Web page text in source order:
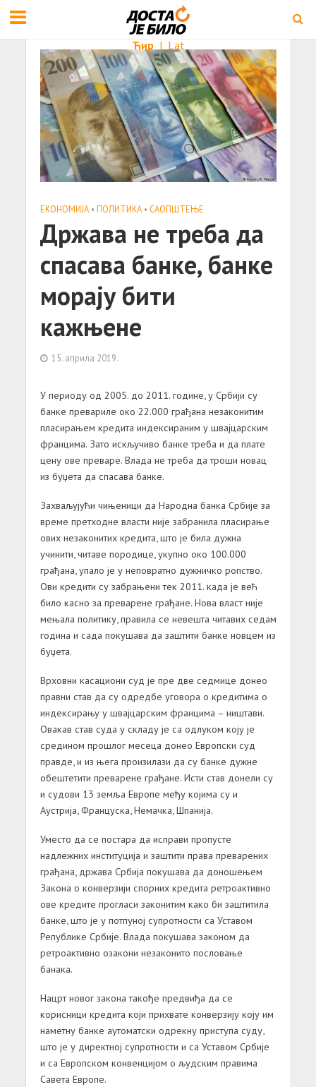
Ћир | Lat
ЕКОНОМИЈА • ПОЛИТИКА • САОПШТЕЊE
Држава не треба да
спасава банке, банке
морају бити
кажњене
15. априла 2019.
У периоду од 2005. до 2011. године, у Србији су
банке превариле око 22.000 грађана незаконитим
пласирањем кредита индексираним у швајцарским
францима. Зато искључиво банке треба и да плате
цену ове преваре. Влада не треба да троши новац
из буџета да спасава банке.
Захваљујући чињеници да Народна банка Србије за
време претходне власти није забранила пласирање
ових незаконитих кредита, што је била дужна
учинити, читаве породице, укупно око 100.000
грађана, упало је у неповратно дужничко ропство.
Ови кредити су забрањени тек 2011. када је већ
било касно за преварене грађане. Нова власт није
мењала политику, правила се невешта читавих седам
година и сада покушава да заштити банке новцем из
буџета.
Врховни касациони суд је пре две седмице донео
правни став да су одредбе уговора о кредитима о
индексирању у швајцарским францима – ништави.
Овакав став суда у складу је са одлуком коју је
средином прошлог месеца донео Европски суд
правде, и из њега произилази да су банке дужне
обештетити преварене грађане. Исти став донели су
и судови 13 земља Европе међу којима су и
Аустрија, Француска, Немачка, Шпанија.
Уместо да се постара да исправи пропусте
надлежних институција и заштити права преварених
грађана, држава Србија покушава да доношењем
Закона о конверзији спорних кредита ретроактивно
ове кредите прогласи законитим како би заштитила
банке, што је у потпуној супротности са Уставом
Републике Србије. Влада покушава законом да
ретроактивно озакони незаконито пословање
банака.
Нацрт новог закона такође предвиђа да се
корисници кредита који прихвате конверзију коју им
наметну банке аутоматски одрекну приступа суду,
што је у директној супротности и са Уставом Србије
и са Европском конвенцијом о људским правима
Савета Европе.